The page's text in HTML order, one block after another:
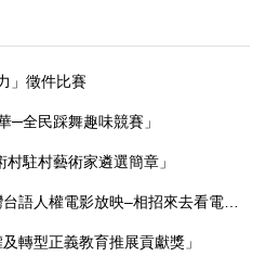
」徵件比賽
─全民踩舞趣味競賽」
村駐村藝術家遴選簡章」
國家語言推廣活動─「臺灣台語人權電影放映–相招來去看電影．學台語2.0」
轉型正義教育推展貢獻獎」